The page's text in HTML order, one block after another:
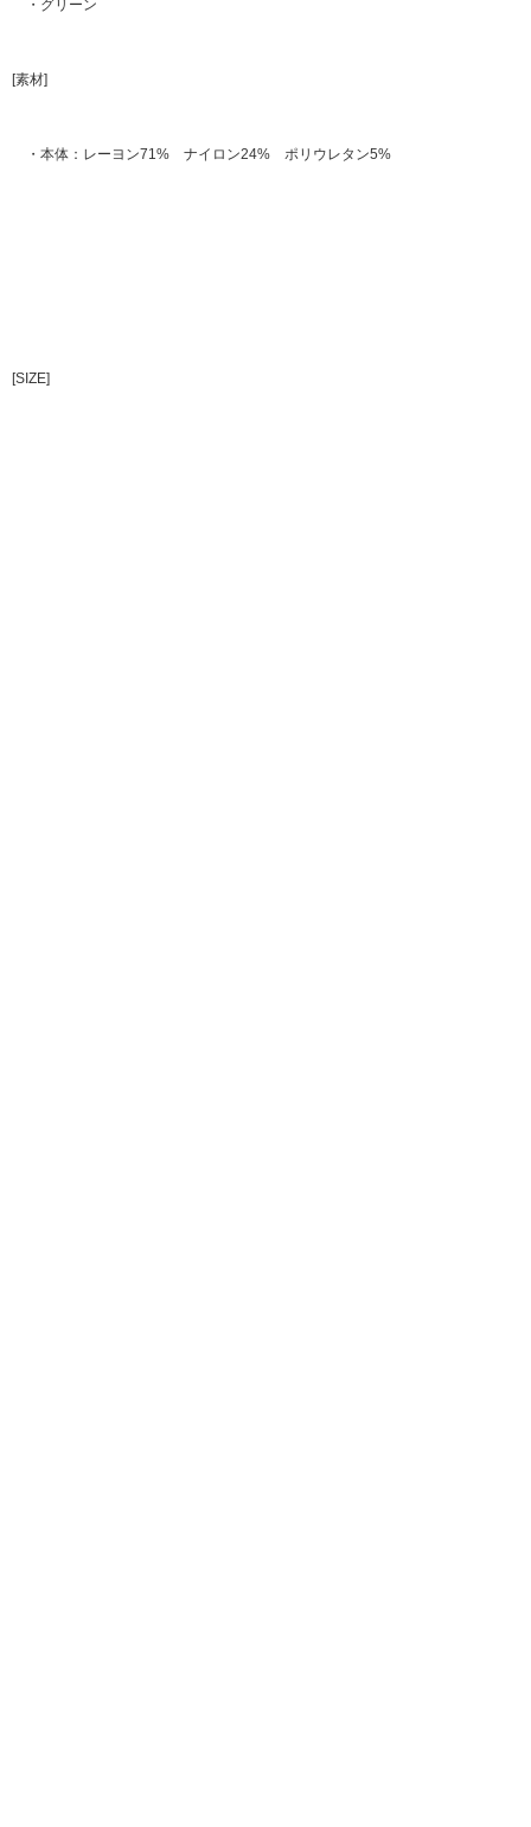
・グリーン
[素材]
・本体：レーヨン71% ナイロン24% ポリウレタン5%
[SIZE]